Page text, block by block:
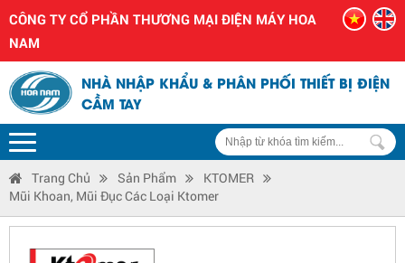
CÔNG TY CỔ PHẦN THƯƠNG MẠI ĐIỆN MÁY HOA
NAM
NHÀ NHẬP KHẨU & PHÂN PHỐI THIẾT BỊ ĐIỆN
CẦM TAY
Trang Chủ Sản Phẩm
KTOMER
Mũi Khoan, Mũi Đục Các Loại Ktomer